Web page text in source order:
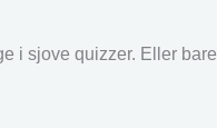
i sjove quizzer. Eller